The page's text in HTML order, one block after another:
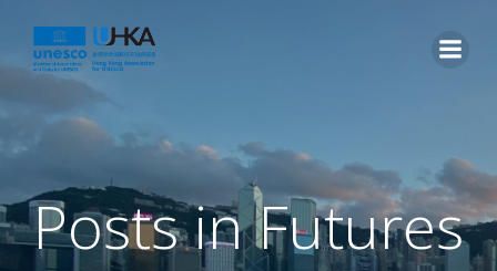
Posts in Futures